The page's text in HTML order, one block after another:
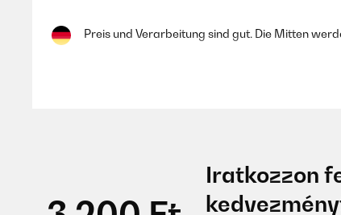
Preis und Verarbeitung sind gut. Die Mitten
Der Centerlausprecheruwurde mir sehr
Numan Wert auf Qualität legen: Abgesehen
Iratkozzon